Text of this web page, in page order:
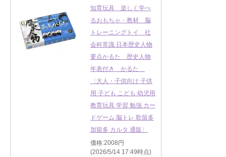
知育玩具 楽しく学べ
るおもちゃ・教材 脳
トレーニングトイ 社
会科常識 日本歴史人物
要点かるた 歴史人物
年表付き かるた
〈大人・子供向け 子供
用 子ども こども 幼児用
教育玩具 学習 勉強 カー
ドゲーム 脳トレ 歌留多
加留多 カルタ 通販〉
価格:2008円
(2026/5/14 17:49時点)